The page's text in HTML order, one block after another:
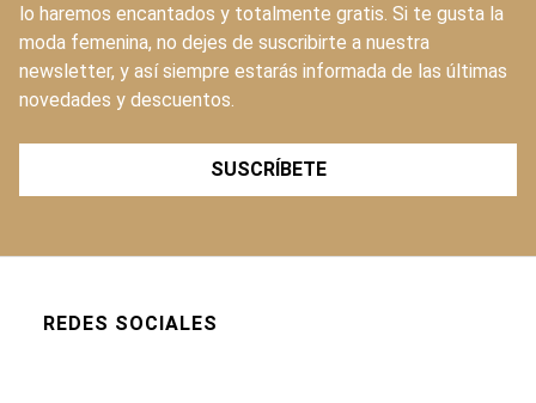
lo haremos encantados y totalmente gratis. Si te gusta la
moda femenina, no dejes de suscribirte a nuestra
newsletter, y así siempre estarás informada de las últimas
novedades y descuentos.
SUSCRÍBETE
REDES SOCIALES